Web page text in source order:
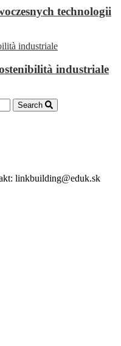
technologii
industriale
Search
linkbuilding@eduk.sk